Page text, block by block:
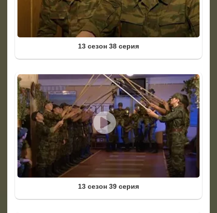
13 сезон 38 серия
13 сезон 39 серия